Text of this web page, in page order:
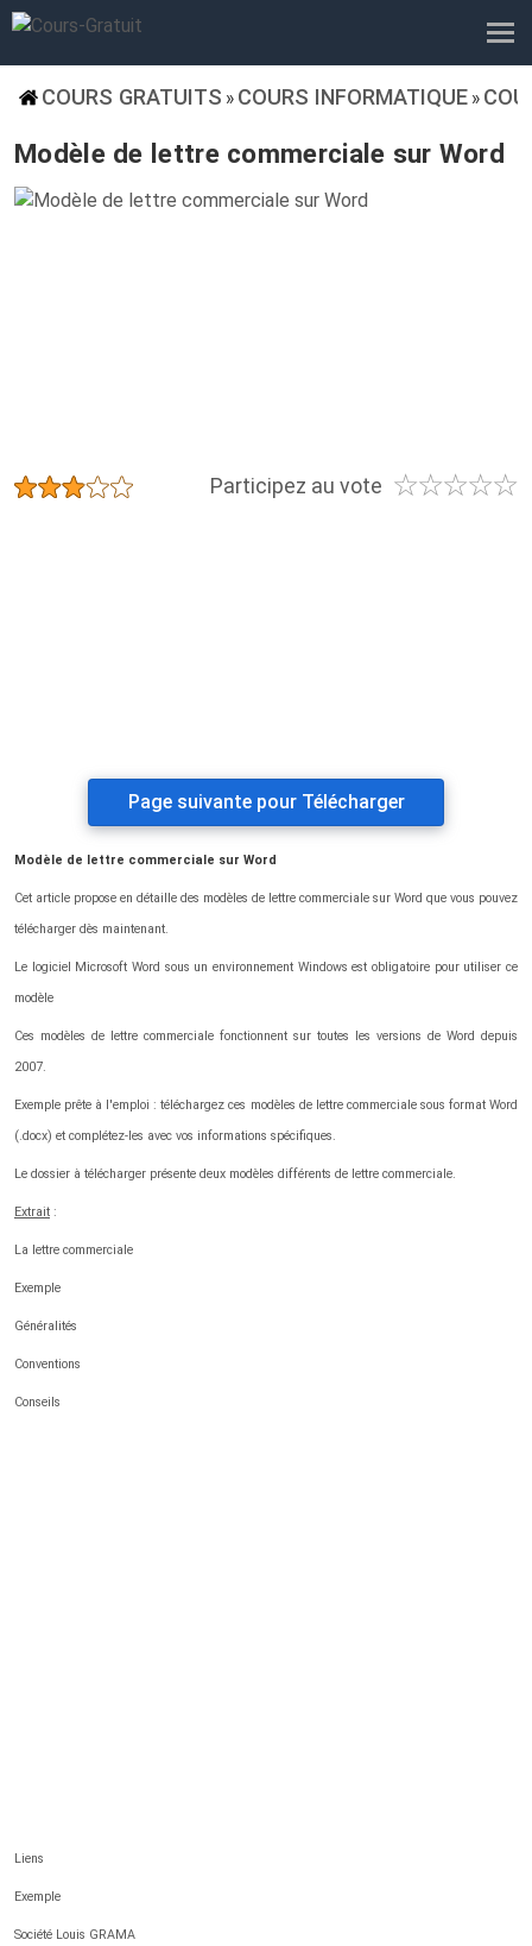
COURS GRATUITS » COURS INFORMATIQUE »
Modèle de lettre commerciale sur Word
Participez au vote ☆☆☆☆☆
★★★★★
Page suivante pour Télécharger
Modèle de lettre commerciale sur Word
Cet article propose en détaille des modèles de lettre commerciale sur Word que vous pouvez
télécharger dès maintenant.
Le logiciel Microsoft Word sous un environnement Windows est obligatoire pour utiliser ce
modèle
Ces modèles de lettre commerciale fonctionnent sur toutes les versions de Word depuis
2007.
Exemple prête à l'emploi : téléchargez ces modèles de lettre commerciale sous format Word
(.docx) et complétez-les avec vos informations spécifiques.
Le dossier à télécharger présente deux modèles différents de lettre commerciale.
Extrait :
La lettre commerciale
Exemple
Généralités
Conventions
Conseils
Liens
Exemple
Société Louis GRAMA